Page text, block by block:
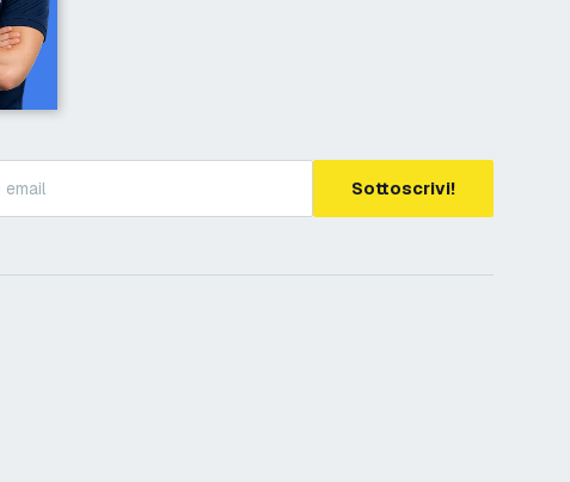
Sottoscrivi!